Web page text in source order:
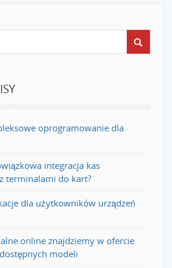
oprogramowanie dla
integracja kas
terminalami do kart?
dla użytkowników urządzeń
online znajdziemy w ofercie
modeli